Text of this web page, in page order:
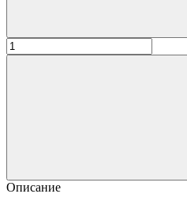
Описание